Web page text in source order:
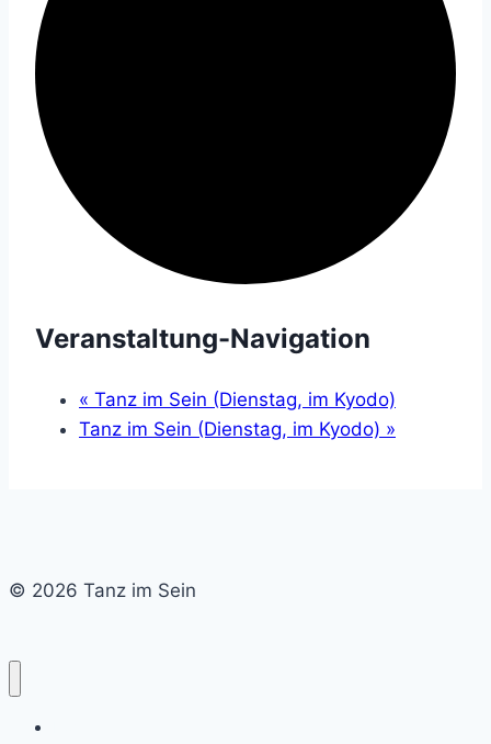
Veranstaltung-Navigation
« Tanz im Sein (Dienstag, im Kyodo)
Tanz im Sein (Dienstag, im Kyodo) »
© 2026 Tanz im Sein